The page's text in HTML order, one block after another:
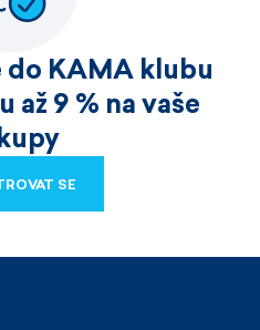
KAMA klubu
až 9 % na vaše
SE